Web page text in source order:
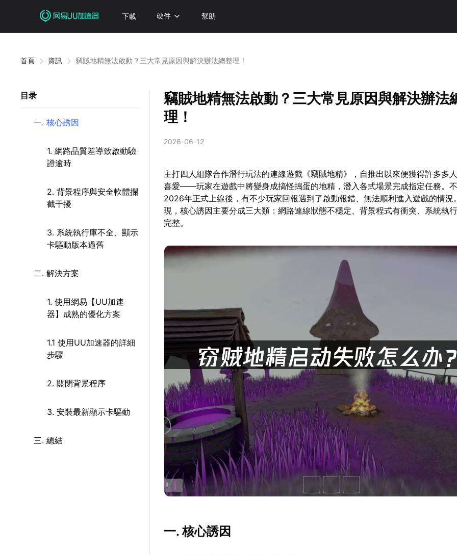
下載 硬件 幫助
首頁 資訊 竊賊地精無法啟動？三大常見原因與解決辦法總整理！
目录
一. 核心誘因
1. 網路品質差導致啟動驗
證逾時
2. 背景程序與安全軟體攔
截干擾
3. 系統執行庫不全、顯示
卡驅動版本過舊
二. 解決方案
1. 使用網易【UU加速
器】成熟的優化方案
1.1 使用UU加速器的詳細
步驟
2. 關閉背景程序
3. 安裝最新顯示卡驅動
三. 總結
竊賊地精無法啟動？三大常見原因與解決辦法
理！
2026-06-12
主打四人組隊合作潛行玩法的連線遊戲《竊賊地精》，自推出以來便獲得許多多
喜愛——玩家在遊戲中將變身成搞怪搗蛋的地精，潛入各式場景完成指定任務。
2026年正式上線後，有不少玩家回報遇到了啟動報錯、無法順利進入遊戲的情況
現，核心誘因主要分成三大類：網路連線狀態不穩定、背景程式有衝突、系統執
完整。
一. 核心誘因